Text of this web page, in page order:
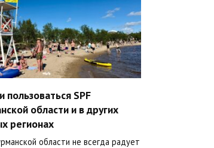
пользоваться SPF
области и в других
регионах
области не всегда радует